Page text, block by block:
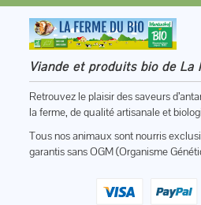
Viande et produits bio de
Retrouvez le plaisir des saveurs
la ferme, de qualité artisanale et
Tous nos animaux sont nourris
garantis sans OGM (Organisme